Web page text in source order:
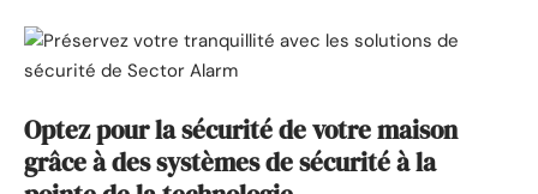
Optez pour la sécurité de votre maison
grâce à des systèmes de sécurité à la